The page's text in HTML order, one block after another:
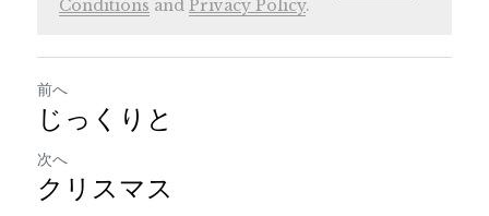
Conditions and Privacy Policy.
前へ
じっくりと
次へ
クリスマス